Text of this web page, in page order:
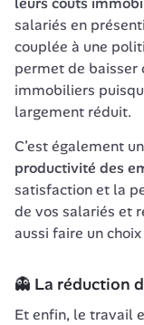
salariés en
couplée à une
permet de baisser
immobiliers
largement réduit.
C’est également
productivité des
satisfaction et la
de vos salariés et
aussi faire un
👻 La réduction
Et enfin, le travail